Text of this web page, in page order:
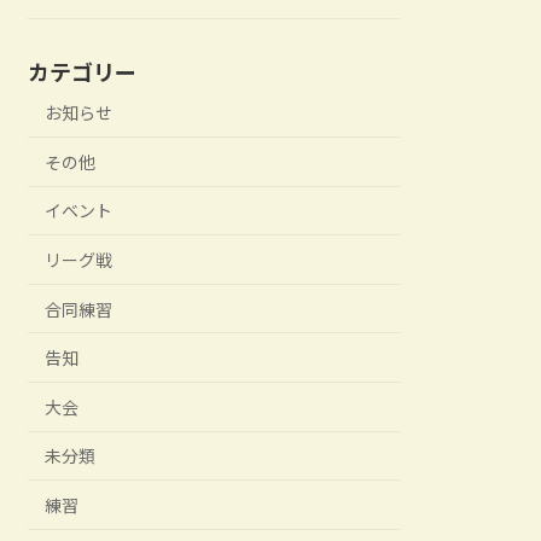
カテゴリー
お知らせ
その他
イベント
リーグ戦
合同練習
告知
大会
未分類
練習